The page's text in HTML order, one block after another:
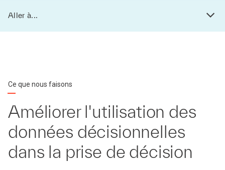
Aller à...
Ce que nous faisons
Améliorer l'utilisation des
données décisionnelles
dans la prise de décision